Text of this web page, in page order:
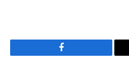
Facebook